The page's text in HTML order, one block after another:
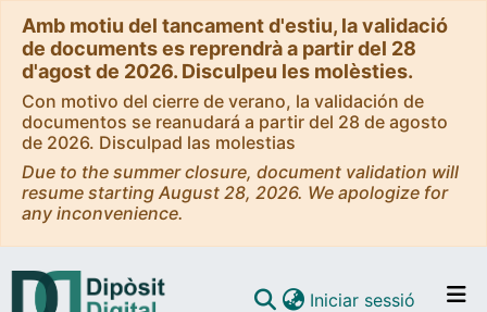
Amb motiu del tancament d'estiu, la validació
de documents es reprendrà a partir del 28
d'agost de 2026. Disculpeu les molèsties.
Con motivo del cierre de verano, la validación de
documentos se reanudará a partir del 28 de agosto
de 2026. Disculpad las molestias
Due to the summer closure, document validation will
resume starting August 28, 2026. We apologize for
any inconvenience.
Iniciar sessió (current)